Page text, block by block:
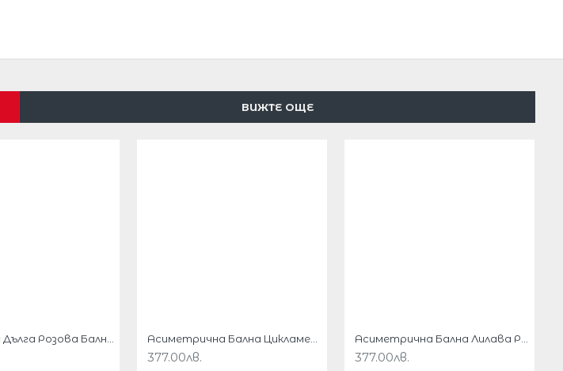
полуофициални
ВИЖТЕ ОЩЕ
377.00лв. 377.00лв.